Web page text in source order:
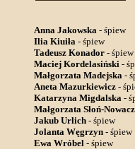
Anna Jakowska - śpiew
Ilia Kiuiła - śpiew
Tadeusz Konador - śpiew
Maciej Kordelasiński -
Małgorzata Madejska -
Aneta Mazurkiewicz -
Katarzyna Migdalska -
Małgorzata Słoń-
Jakub Urlich - śpiew
Jolanta Węgrzyn - śpiew
Ewa Wróbel - śpiew